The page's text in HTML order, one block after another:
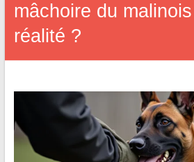
mâchoire du
réalité ?